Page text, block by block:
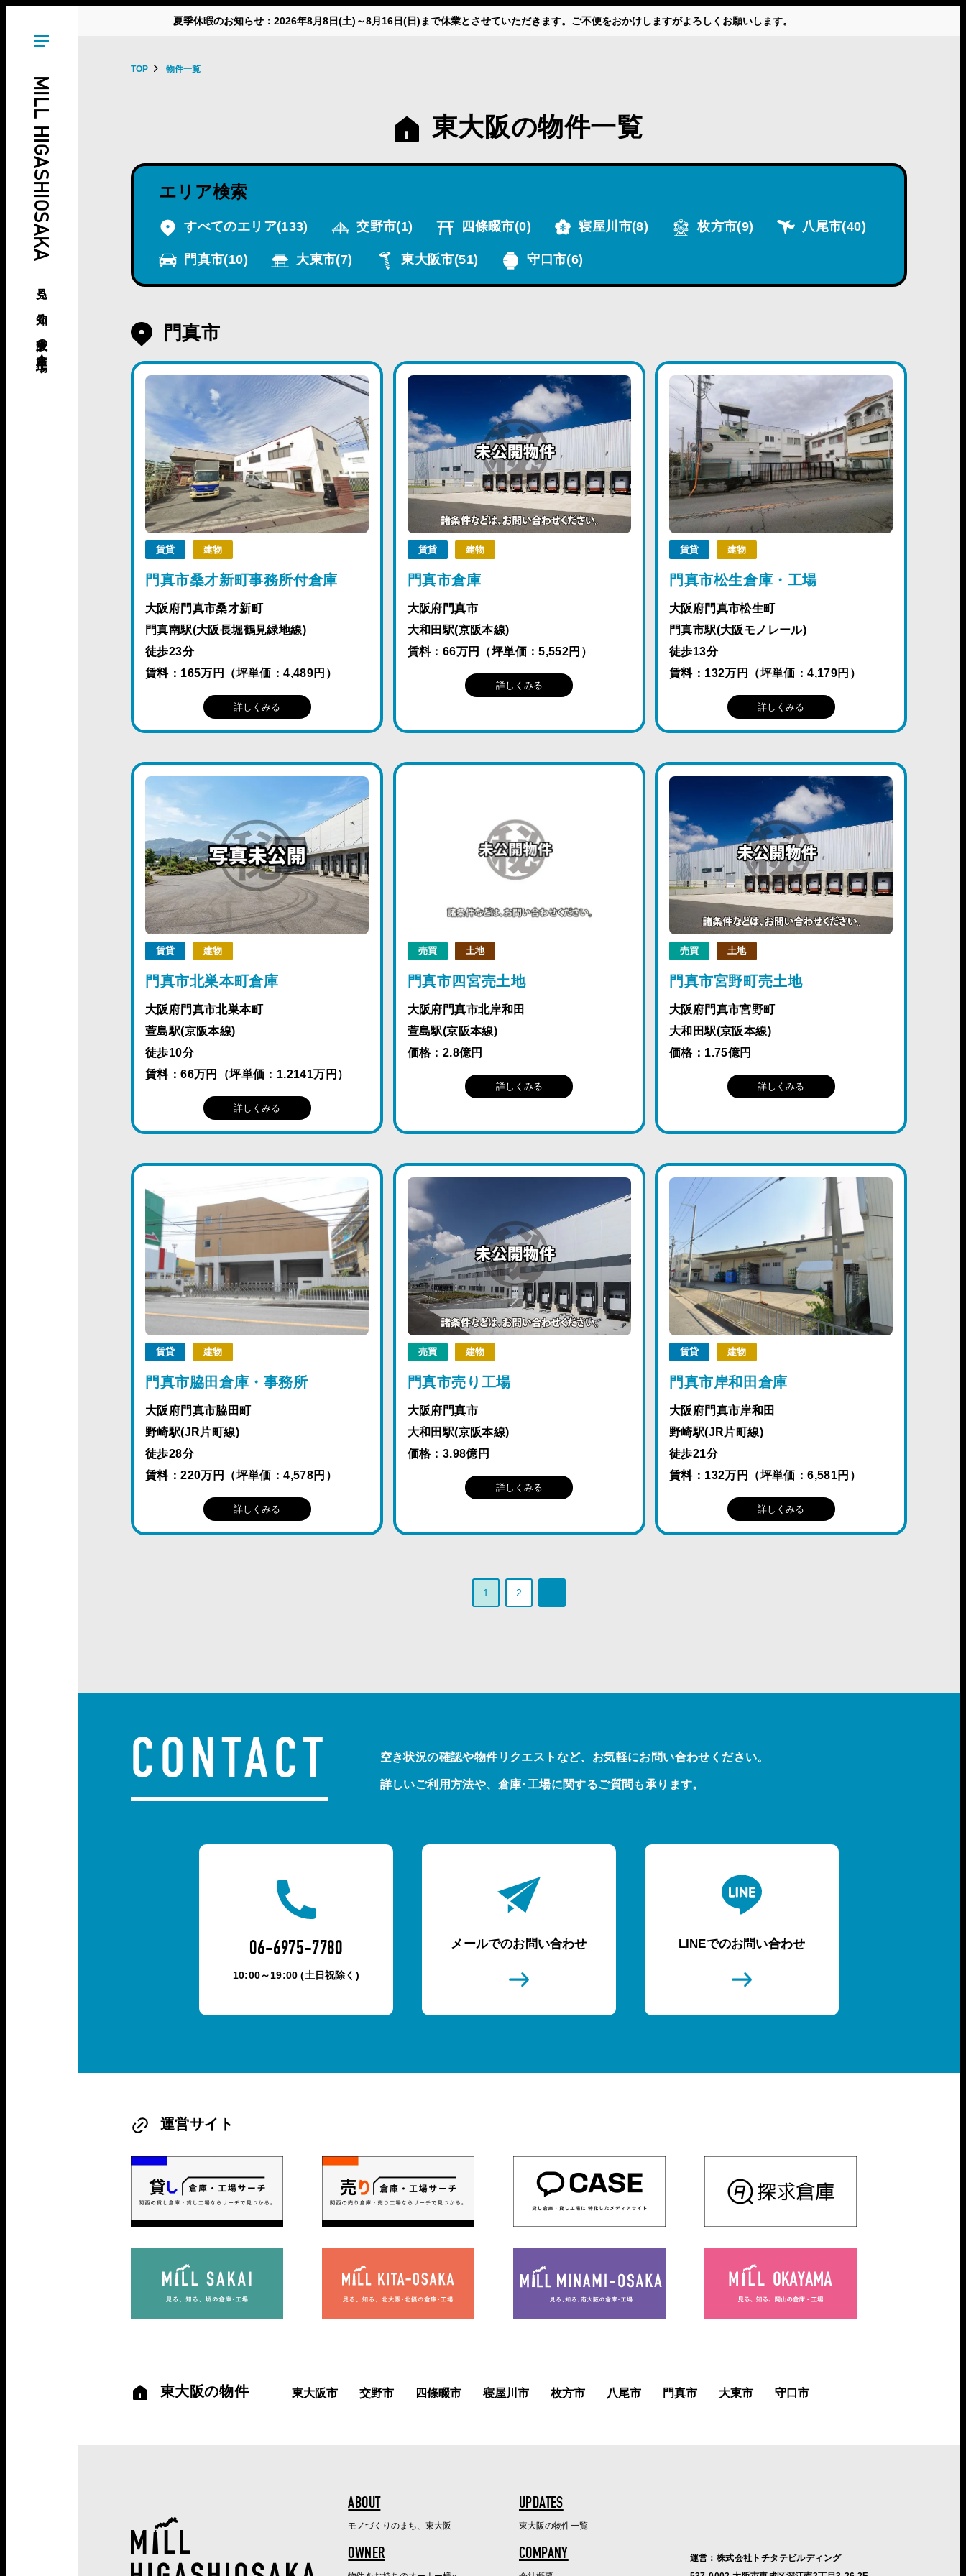
夏季休暇のお知らせ：2026年8月8日(土)～8月16日(日)まで休業とさせていただきます。ご不便をおかけしますがよろしくお願いします。
MILL HIGASHIOSAKA
見る、知る、東大阪の倉庫･工場
TOP 物件一覧
東大阪の物件一覧
エリア検索
すべてのエリア(133) 交野市(1) 四條畷市(0) 寝屋川市(8) 枚方市(9) 八尾市(40)
門真市(10) 大東市(7) 東大阪市(51) 守口市(6)
門真市
賃貸 建物
門真市桑才新町事務所付倉庫
大阪府門真市桑才新町
門真南駅(大阪長堀鶴見緑地線)
徒歩23分
賃料：165万円（坪単価：4,489円）
詳しくみる
賃貸 建物
門真市倉庫
大阪府門真市
大和田駅(京阪本線)
賃料：66万円（坪単価：5,552円）
詳しくみる
賃貸 建物
門真市松生倉庫・工場
大阪府門真市松生町
門真市駅(大阪モノレール)
徒歩13分
賃料：132万円（坪単価：4,179円）
詳しくみる
賃貸 建物
門真市北巣本町倉庫
大阪府門真市北巣本町
萱島駅(京阪本線)
徒歩10分
賃料：66万円（坪単価：1.2141万円）
詳しくみる
売買 土地
門真市四宮売土地
大阪府門真市北岸和田
萱島駅(京阪本線)
価格：2.8億円
詳しくみる
売買 土地
門真市宮野町売土地
大阪府門真市宮野町
大和田駅(京阪本線)
価格：1.75億円
詳しくみる
賃貸 建物
門真市脇田倉庫・事務所
大阪府門真市脇田町
野崎駅(JR片町線)
徒歩28分
賃料：220万円（坪単価：4,578円）
詳しくみる
売買 建物
門真市売り工場
大阪府門真市
大和田駅(京阪本線)
価格：3.98億円
詳しくみる
賃貸 建物
門真市岸和田倉庫
大阪府門真市岸和田
野崎駅(JR片町線)
徒歩21分
賃料：132万円（坪単価：6,581円）
詳しくみる
1 2
CONTACT 空き状況の確認や物件リクエストなど、お気軽にお問い合わせください。
詳しいご利用方法や、倉庫･工場に関するご質問も承ります。
06-6975-7780
10:00～19:00 (土日祝除く)
メールでのお問い合わせ LINEでのお問い合わせ
運営サイト
東大阪の物件 東大阪市 交野市 四條畷市 寝屋川市 枚方市 八尾市 門真市 大東市 守口市
ABOUT
モノづくりのまち、東大阪
UPDATES
東大阪の物件一覧
OWNER COMPANY
運営：株式会社トチタテビルディング